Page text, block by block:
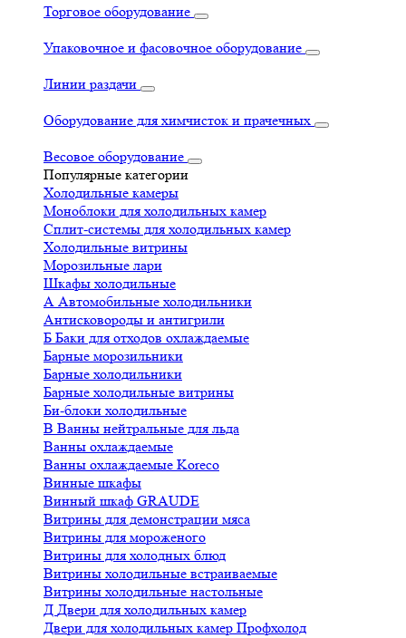
Торговое оборудование
Упаковочное и фасовочное оборудование
Линии раздачи
Оборудование для химчисток и прачечных
Весовое оборудование
Популярные категории
Холодильные камеры
Моноблоки для холодильных камер
Сплит-системы для холодильных камер
Холодильные витрины
Морозильные лари
Шкафы холодильные
А Автомобильные холодильники
Антисковороды и антигрили
Б Баки для отходов охлаждаемые
Барные морозильники
Барные холодильники
Барные холодильные витрины
Би-блоки холодильные
В Ванны нейтральные для льда
Ванны охлаждаемые
Ванны охлаждаемые Koreco
Винные шкафы
Винный шкаф GRAUDE
Витрины для демонстрации мяса
Витрины для мороженого
Витрины для холодных блюд
Витрины холодильные встраиваемые
Витрины холодильные настольные
Д Двери для холодильных камер
Двери для холодильных камер Профхолод